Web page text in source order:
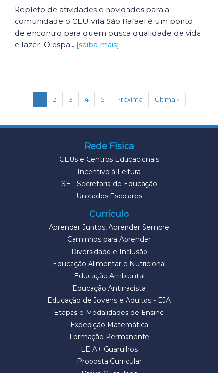
Repleto de atividades e novidades para a
comunidade o CEU Vila São Rafael é um ponto
de encontro para quem busca qualidade de vida
e lazer. O espa... [saiba mais]
1(current)
2 3 4 5 Próxima Última »
Rede Física
CEUs e Centros Educacionais
Incentivo à Leitura
SE - Secretaria de Educação
Unidades Escolares
Currículo
Aprender Juntos, Aprender Sempre
Caminhos para Aprender
Diversidade e Inclusão
Educação Alimentar e Nutricional
Educação Ambiental
Educação Antirracista
Educação de Jovens e Adultos - EJA
Etapas e Modalidades de Ensino
Expedição Matemática
Formação Permanente
LEIA+ Guarulhos
Proposta Curricular